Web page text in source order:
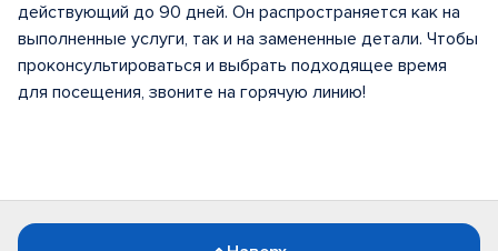
действующий до 90 дней. Он распространяется как на
выполненные услуги, так и на замененные детали. Чтобы
проконсультироваться и выбрать подходящее время
для посещения, звоните на горячую линию!